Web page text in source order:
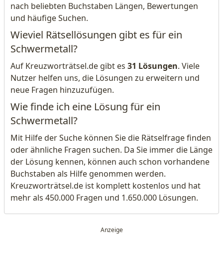
nach beliebten Buchstaben Längen, Bewertungen
und häufige Suchen.
Wieviel Rätsellösungen gibt es für ein
Schwermetall?
Auf Kreuzworträtsel.de gibt es 31 Lösungen. Viele
Nutzer helfen uns, die Lösungen zu erweitern und
neue Fragen hinzuzufügen.
Wie finde ich eine Lösung für ein
Schwermetall?
Mit Hilfe der Suche können Sie die Rätselfrage finden
oder ähnliche Fragen suchen. Da Sie immer die Länge
der Lösung kennen, können auch schon vorhandene
Buchstaben als Hilfe genommen werden.
Kreuzworträtsel.de ist komplett kostenlos und hat
mehr als 450.000 Fragen und 1.650.000 Lösungen.